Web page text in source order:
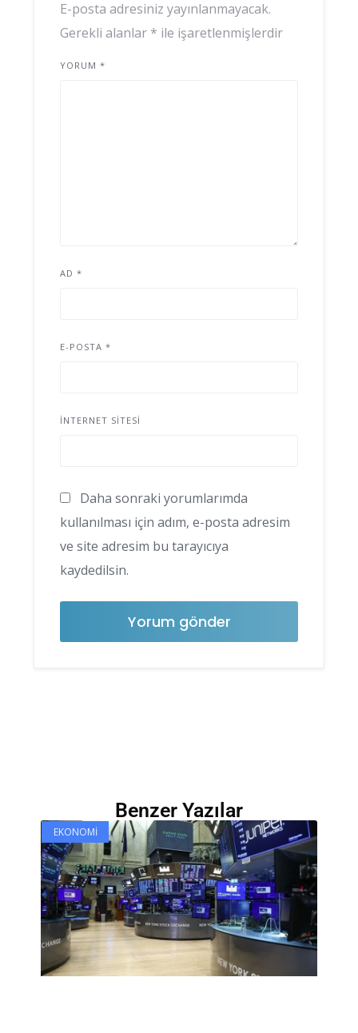
E-posta adresiniz yayınlanmayacak.
Gerekli alanlar * ile işaretlenmişlerdir
YORUM *
AD *
E-POSTA *
İNTERNET SITESI
Daha sonraki yorumlarımda
kullanılması için adım, e-posta adresim
ve site adresim bu tarayıcıya
kaydedilsin.
Benzer Yazılar
EKONOMI